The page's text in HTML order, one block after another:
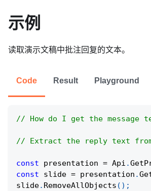
示例
读取演示文稿中批注回复的文本。
Code Result Playground
// How do I get the message
// Extract the reply text
const presentation = Api .
const slide = presentation .
slide. RemoveAllObjects ( ) ;